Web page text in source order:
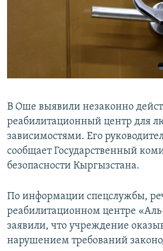
В Оше выявили незаконно
реабилитационный центр для
зависимостями. Его
сообщает Государственный
безопасности Кыргызстана.
По информации спецслужбы,
реабилитационном центре
заявили, что учреждение
нарушением требований